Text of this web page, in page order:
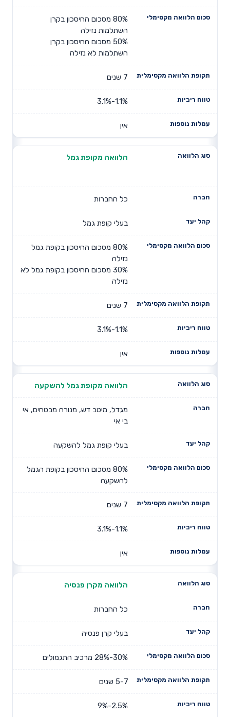
80% מסכום החיסכון בקרן
השתלמות נזילה
50% מסכום החיסכון בקרן
השתלמות לא נזילה
7 שנים
1.1%-3.1%
אין
הלוואה מקופת גמל
כל החברות
בעלי קופת גמל
80% מסכום החיסכון בקופת גמל
נזילה
30% מסכום החיסכון בקופת גמל לא
נזילה
7 שנים
1.1%-3.1%
אין
הלוואה מקופת גמל להשקעה
מגדל, מיטב דש, מנורה מבטחים, אי
בי אי
בעלי קופת גמל להשקעה
80% מסכום החיסכון בקופת הגמל
להשקעה
7 שנים
1.1%-3.1%
אין
הלוואה מקרן פנסיה
כל החברות
בעלי קרן פנסיה
30%-28% מרכיב התגמולים
5-7 שנים
2.5%-9%